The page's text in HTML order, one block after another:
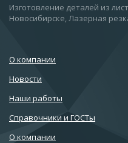
Изготовление деталей из
Новосибирске, Лазерная
О компании
Новости
Наши работы
Справочники и ГОСТы
О компании